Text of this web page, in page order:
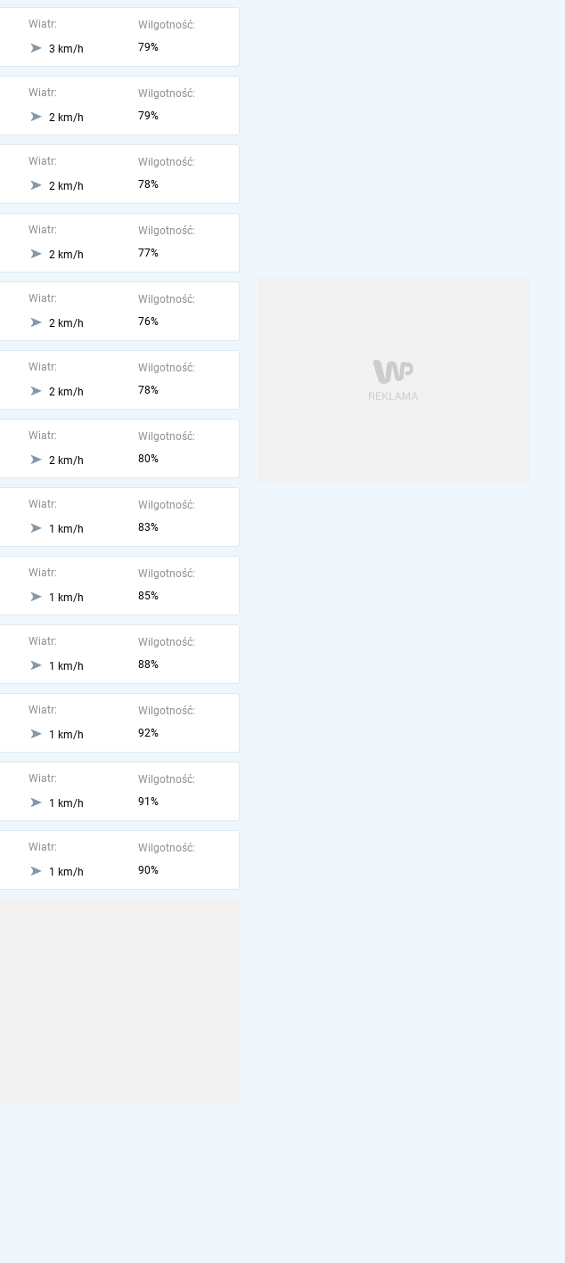
Wiatr:
3 km/h
Wilgotność:
79%
Wiatr:
2 km/h
Wilgotność:
79%
Wiatr:
2 km/h
Wilgotność:
78%
Wiatr:
2 km/h
Wilgotność:
77%
Wiatr:
2 km/h
Wilgotność:
76%
Wiatr:
2 km/h
Wilgotność:
78%
Wiatr:
2 km/h
Wilgotność:
80%
Wiatr:
1 km/h
Wilgotność:
83%
Wiatr:
1 km/h
Wilgotność:
85%
Wiatr:
1 km/h
Wilgotność:
88%
Wiatr:
1 km/h
Wilgotność:
92%
Wiatr:
1 km/h
Wilgotność:
91%
Wiatr:
1 km/h
Wilgotność:
90%